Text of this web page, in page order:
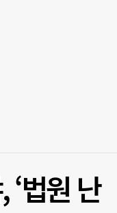
법원 난